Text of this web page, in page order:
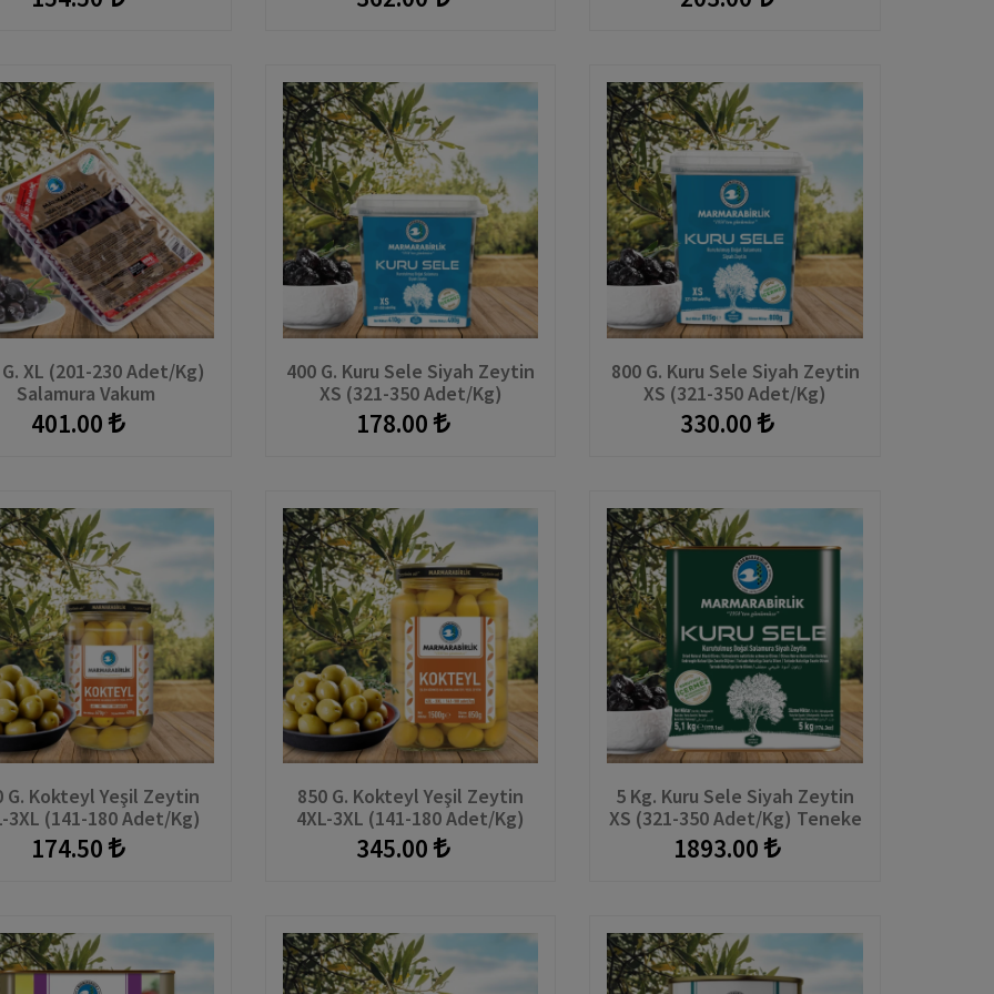
XL (201-230 Adet/kg)
Salamura Vakum
401.00
400 G. Kuru Sele Siyah Zeytin
XS (321-350 Adet/kg)
Hazırkap
178.00
800 G. Kuru Sele Siyah Zeytin
XS (321-350 Adet/kg)
Hazırkap
330.00
G. Kokteyl Yeşil Zeytin
3XL (141-180 Adet/kg)
Cam Kavanoz
174.50
850 G. Kokteyl Yeşil Zeytin
4XL-3XL (141-180 Adet/kg)
Cam Kavanoz
345.00
5 Kg. Kuru Sele Siyah Zeytin
XS (321-350 Adet/kg) Teneke
1893.00